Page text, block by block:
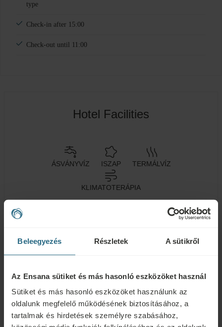
Beleegyezés Részletek A sütikről
Az Ensana sütiket és más hasonló eszközöket használ
Sütiket és más hasonló eszközöket használunk az
oldalunk megfelelő működésének biztosításához, a
tartalmak és hirdetések személyre szabásához,
type
Check-in after 15:00
Check-out until 11:00
Hotel Facilities
ÁSVÁNYVÍZ ISZAP TERMÁLVÍZ
KLIMATOTERÁPIA
Spa központ Medence
szolgáltatások
Étterem Bár Konferenciatermek
24 órás
recepció
Parkoló Akadálymentesített